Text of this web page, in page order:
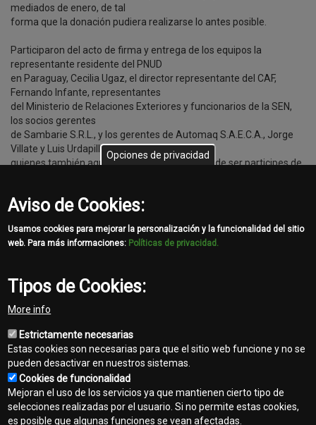
mediados de enero, de tal
forma que la donación pudiera realizarse lo antes posible.
Participaron del acto de firma y entrega de los equipos la
representante residente del PNUD
en Paraguay, Cecilia Ugaz, el director representante del CAF,
Fernando Infante, representantes
del Ministerio de Relaciones Exteriores y funcionarios de la SEN,
los socios gerentes
de Sambarie S.R.L., y los gerentes de Automaq S.A.E.C.A., Jorge
Villate y Luis Urdapilleta,
quienes también agradecieron la oportunidad de ser participes de
familias necesitadas.
Share
Opciones de privacidad
Aviso de Cookies:
Usamos cookies para mejorar la personalización y la funcionalidad del sitio
web. Para más informaciones: Políticas de privacidad.
Tipos de Cookies:
More info
Estrictamente necesarias
Estas cookies son necesarias para que el sitio web funcione y no se
pueden desactivar en nuestros sistemas.
Cookies de funcionalidad
Mejoran el uso de los servicios ya que mantienen cierto tipo de
selecciones realizadas por el usuario. Si no permite estas cookies,
es posible que algunas funciones se vean afectadas.